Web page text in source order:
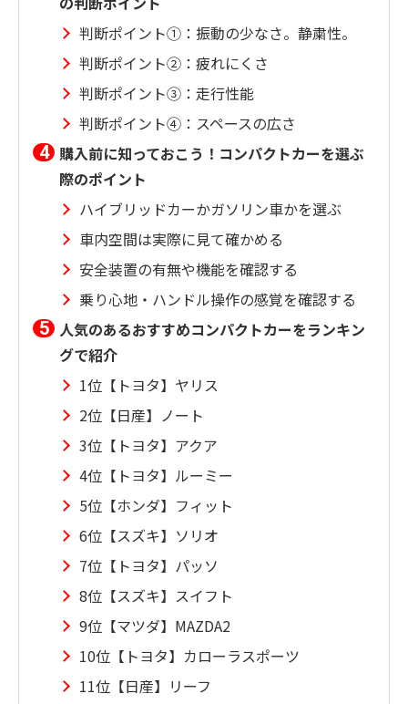
判断ポイント①：振動の少なさ。静粛性。
判断ポイント②：疲れにくさ
判断ポイント③：走行性能
判断ポイント④：スペースの広さ
購入前に知っておこう！コンパクトカーを選ぶ
際のポイント
ハイブリッドカーかガソリン車かを選ぶ
車内空間は実際に見て確かめる
安全装置の有無や機能を確認する
乗り心地・ハンドル操作の感覚を確認する
人気のあるおすすめコンパクトカーをランキン
グで紹介
1位【トヨタ】ヤリス
2位【日産】ノート
3位【トヨタ】アクア
4位【トヨタ】ルーミー
5位【ホンダ】フィット
6位【スズキ】ソリオ
7位【トヨタ】パッソ
8位【スズキ】スイフト
9位【マツダ】MAZDA2
10位【トヨタ】カローラスポーツ
11位【日産】リーフ